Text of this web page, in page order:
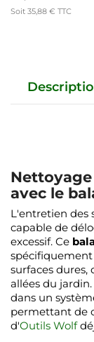
Soit 35,88 € TTC
avec le
L'entretien des
capable de
excessif. Ce
spécifiquement
surfaces dures,
allées du
dans un
permettant de
d'Outils Wolf